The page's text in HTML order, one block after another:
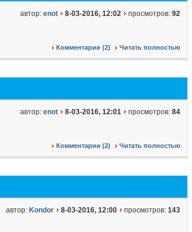
автор: enot 8-03-2016, 12:02 просмотров: 92
Комментарии (2) Читать полностью
автор: enot 8-03-2016, 12:01 просмотров: 84
Комментарии (2) Читать полностью
автор: Kondor 8-03-2016, 12:00 просмотров: 143